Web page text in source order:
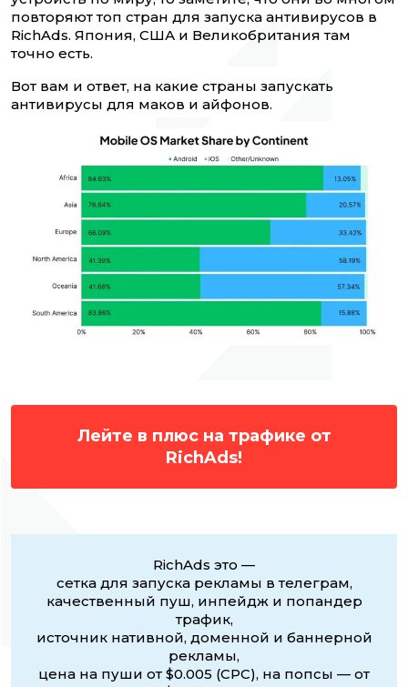
повторяют топ стран для запуска антивирусов в
RichAds. Япония, США и Великобритания там
точно есть.
Вот вам и ответ, на какие страны запускать
антивирусы для маков и айфонов.
Лейте в плюс на трафике от
RichAds!
RichAds это —
сетка для запуска рекламы в телеграм,
качественный пуш, инпейдж и попандер
трафик,
источник нативной, доменной и баннерной
рекламы,
цена на пуши от $0.005 (CPC), на попсы — от